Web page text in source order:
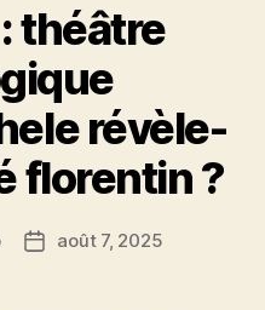
théâtre
révèle-
florentin ?
Dateaoût 7, 2025